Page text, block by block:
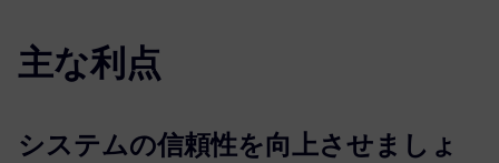
主な利点
システムの信頼性を向上させましょ